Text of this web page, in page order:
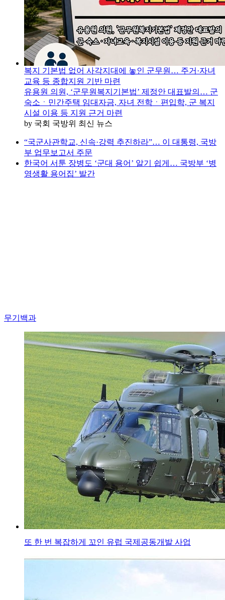
복지 기본법 없어 사각지대에 놓인 군무원… 주거·자녀
교육 등 종합지원 기반 마련
유용원 의원, ‘군무원복지기본법’ 제정안 대표발의… 군
숙소ㆍ민간주택 임대자금, 자녀 전학ㆍ편입학, 군 복지
시설 이용 등 지원 근거 마련
by 국회 국방위 최신 뉴스
“국군사관학교, 신속·강력 추진하라”… 이 대통령, 국방
부 업무보고서 주문
한국어 서툰 장병도 ‘군대 용어’ 알기 쉽게… 국방부 ‘병
영생활 용어집’ 발간
무기백과
또 한 번 복잡하게 꼬인 유럽 국제공동개발 사업